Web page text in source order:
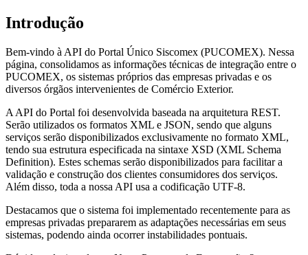
Introdução
Bem-vindo à API do Portal Único Siscomex (PUCOMEX). Nessa
página, consolidamos as informações técnicas de integração entre o
PUCOMEX, os sistemas próprios das empresas privadas e os
diversos órgãos intervenientes de Comércio Exterior.
A API do Portal foi desenvolvida baseada na arquitetura REST.
Serão utilizados os formatos XML e JSON, sendo que alguns
serviços serão disponibilizados exclusivamente no formato XML,
tendo sua estrutura especificada na sintaxe XSD (XML Schema
Definition). Estes schemas serão disponibilizados para facilitar a
validação e construção dos clientes consumidores dos serviços.
Além disso, toda a nossa API usa a codificação UTF-8.
Destacamos que o sistema foi implementado recentemente para as
empresas privadas prepararem as adaptações necessárias em seus
sistemas, podendo ainda ocorrer instabilidades pontuais.